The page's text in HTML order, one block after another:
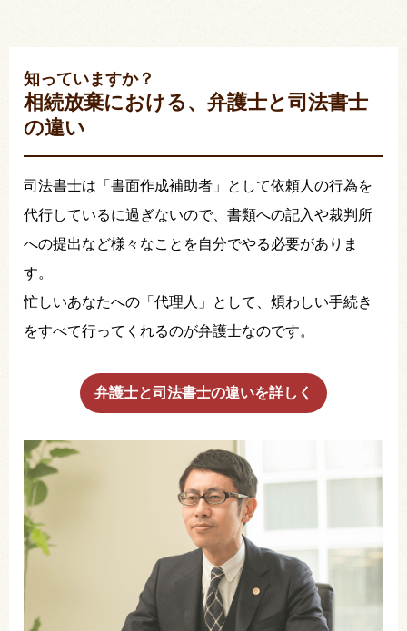
知っていますか？
相続放棄における、弁護士と司法書士
の違い
司法書士は「書面作成補助者」として依頼人の行為を
代行しているに過ぎないので、書類への記入や裁判所
への提出など様々なことを自分でやる必要がありま
す。
忙しいあなたへの「代理人」として、煩わしい手続き
をすべて行ってくれるのが弁護士なのです。
弁護士と司法書士の違いを詳しく